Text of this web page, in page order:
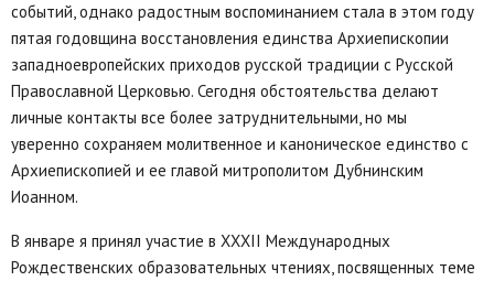
событий, однако радостным воспоминанием стала в этом году
пятая годовщина восстановления единства Архиепископии
западноевропейских приходов русской традиции с Русской
Православной Церковью. Сегодня обстоятельства делают
личные контакты все более затруднительными, но мы
уверенно сохраняем молитвенное и каноническое единство с
Архиепископией и ее главой митрополитом Дубнинским
Иоанном.
В январе я принял участие в XXXII Международных
Рождественских образовательных чтениях, посвященных теме